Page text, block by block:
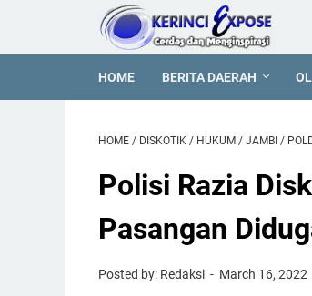
HOME BERITA DAERAH
HOME / DISKOTIK / HUKUM / JAMBI /
Polisi Razia
Pasangan
Posted by: Redaksi March 16, 2022